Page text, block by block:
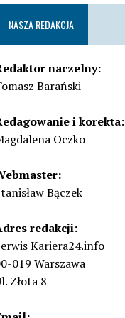
NASZA REDAKCJA
naczelny:
Barański
i korekta:
Oczko
Bączek
redakcji:
Kariera24.info
019 Warszawa
Złota 8